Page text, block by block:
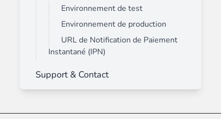
Environnement de test
Environnement de production
URL de Notification de Paiement
Instantané (IPN)
Support & Contact